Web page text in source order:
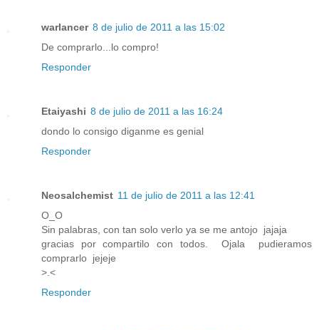
warlancer 8 de julio de 2011 a las 15:02
De comprarlo...lo compro!
Responder
Etaiyashi 8 de julio de 2011 a las 16:24
dondo lo consigo diganme es genial
Responder
Neosalchemist 11 de julio de 2011 a las 12:41
O_O
Sin palabras, con tan solo verlo ya se me antojo jajaja
gracias por compartilo con todos. Ojala pudieramos
comprarlo jejeje
>.<
Responder